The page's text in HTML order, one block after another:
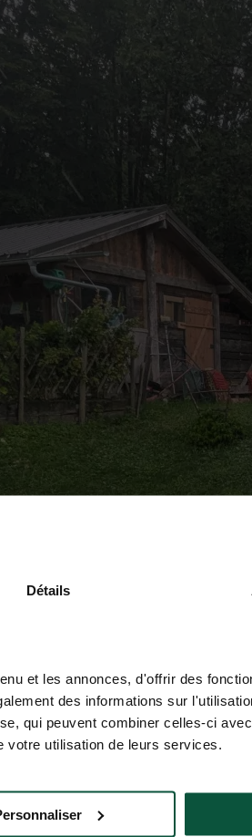
Détails
et les annonces, d'offrir des
des informations sur
qui peuvent combiner celles-ci
votre utilisation de leurs services.